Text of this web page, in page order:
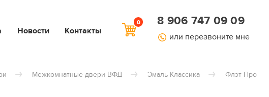
Новости Контакты
0 8 906 747 09 09
или перезвоните мне
Межкомнатные двери ВФД Эмаль Классика Флэт Про